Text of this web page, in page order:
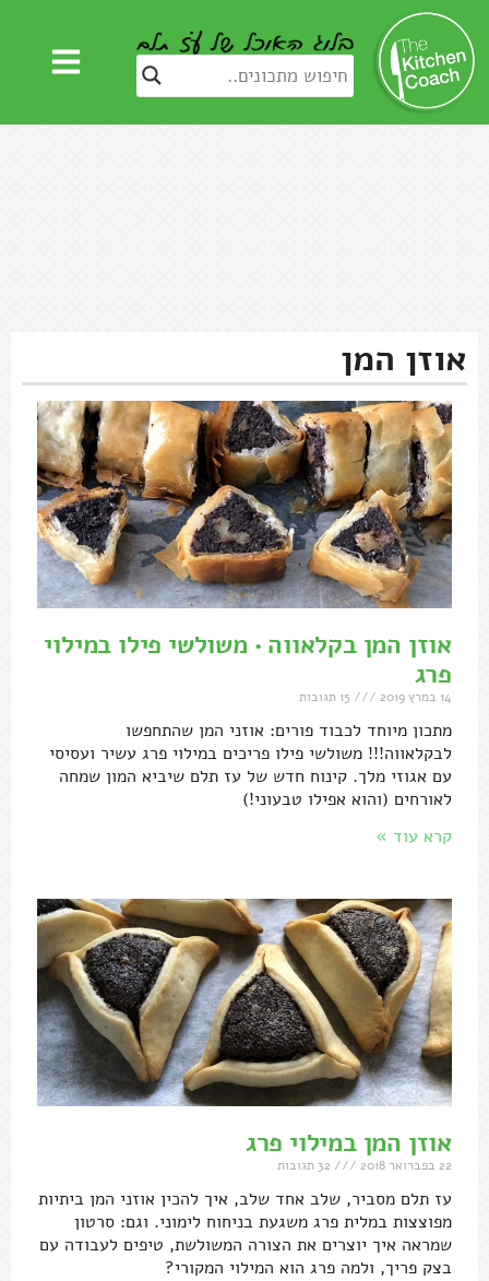
אוזן המן
אוזן המן בקלאווה • משולשי פילו במילוי
פרג
14 במרץ 2019
מתכון מיוחד לכבוד פורים: אוזני המן שהתחפשו
לבקלאווה!!! משולשי פילו פריכים במילוי פרג עשיר ועסיסי
עם אגוזי מלך. קינוח חדש של עז תלם שיביא המון שמחה
לאורחים (והוא אפילו טבעוני!)
קרא עוד »
אוזן המן במילוי פרג
22 בפברואר 2018
עז תלם מסביר, שלב אחד שלב, איך להכין אוזני המן ביתיות
מפוצצות במלית פרג משגעת בניחוח לימוני. וגם: סרטון
שמראה איך יוצרים את הצורה המשולשת, טיפים לעבודה עם
בצק פריך, ולמה פרג הוא המילוי המקורי?